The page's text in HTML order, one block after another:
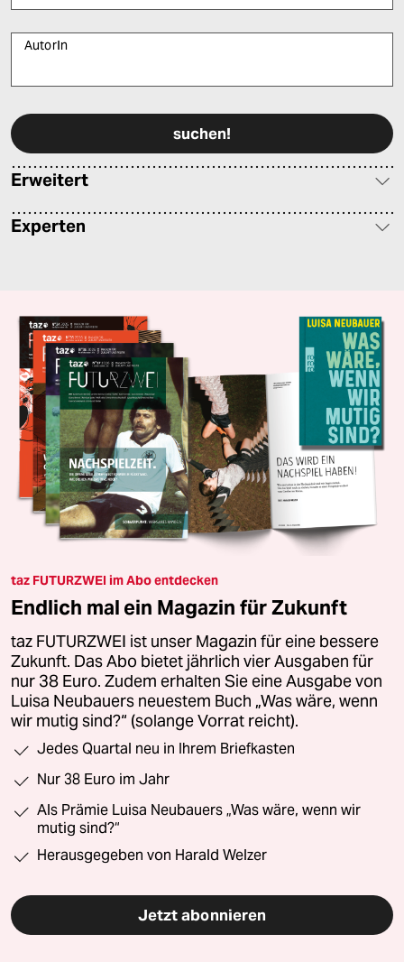
AutorIn
Erweitert
Experten
taz FUTURZWEI im Abo entdecken
Endlich mal ein Magazin für Zukunft
taz FUTURZWEI ist unser Magazin für eine bessere
Zukunft. Das Abo bietet jährlich vier Ausgaben für
nur 38 Euro. Zudem erhalten Sie eine Ausgabe von
Luisa Neubauers neuestem Buch „Was wäre, wenn
wir mutig sind?“ (solange Vorrat reicht).
Jedes Quartal neu in Ihrem Briefkasten
Nur 38 Euro im Jahr
Als Prämie Luisa Neubauers „Was wäre, wenn wir
mutig sind?“
Herausgegeben von Harald Welzer
Jetzt abonnieren